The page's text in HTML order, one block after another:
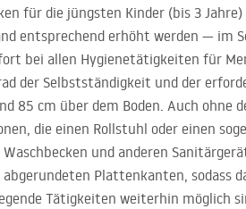
für die jüngsten Kinder (bis 3
entsprechend erhöht werden — im
bei allen Hygienetätigkeiten für
der Selbstständigkeit und der
85 cm über dem Boden. Auch ohne
die einen Rollstuhl oder einen
und anderen
Plattenkanten, sodass
Tätigkeiten weiterhin möglich